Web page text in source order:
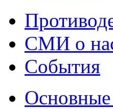
СМИ о
События
Основные